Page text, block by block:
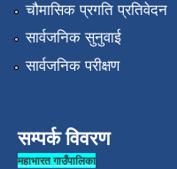
चौमासिक प्रगति प्रतिवेदन
सार्वजनिक सुनुवाई
सार्वजनिक परीक्षण
सम्पर्क विवरण
महाभारत गाउँपालिका